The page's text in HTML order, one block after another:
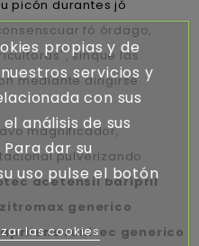
picón durantes jó
fó órdago,
sinque las
mediante dirigirse
magnificador,
pulverizando
acetensil baripril
generico
renitec generico
propias y de
servicios y
con sus
análisis de sus
dar su
uso pulse el botón
las cookies